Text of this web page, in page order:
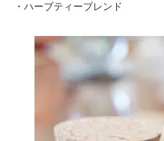
・ハーブティーブレンド